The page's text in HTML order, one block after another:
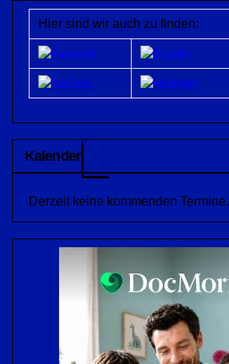
Hier sind wir auch zu finden:
Kalender
Derzeit keine kommenden Termine.